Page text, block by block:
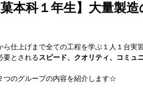
菓本科１年生】大量製造
ら仕上げまで全ての工程を学ぶ１人１台実
要とされるスピード、クオリティ、コミュ
つのグループの内容を紹介します☆